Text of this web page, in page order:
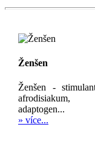
Ženšen
Ženšen -
afrodisiakum,
adaptogen...
» více...